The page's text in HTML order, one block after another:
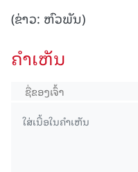
(ຂ່າວ: ຫົວພັນ)
ຄໍາເຫັນ